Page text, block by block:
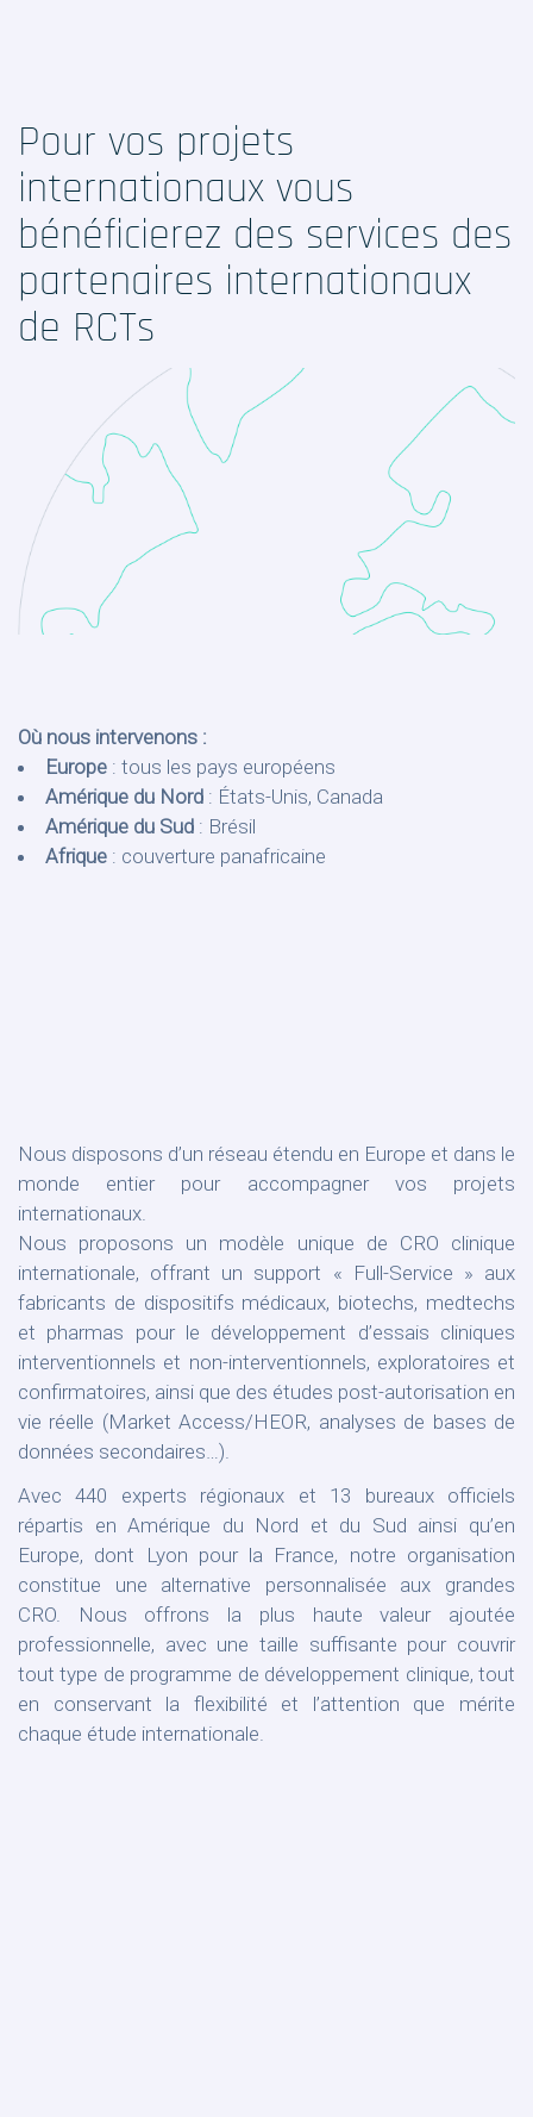
Solutions Digitales
Vos études
internationales
Twitter
Pour vos projets
internationaux vous
bénéficierez des services des
partenaires internationaux
de RCTs
Où nous intervenons :
Europe : tous les pays européens
Amérique du Nord : États-Unis, Canada
Amérique du Sud : Brésil
Afrique : couverture panafricaine
Nous disposons d’un réseau étendu en Europe et dans le
monde entier pour accompagner vos projets
internationaux.
Nous proposons un modèle unique de CRO clinique
internationale, offrant un support « Full-Service » aux
fabricants de dispositifs médicaux, biotechs, medtechs
et pharmas pour le développement d’essais cliniques
interventionnels et non-interventionnels, exploratoires et
confirmatoires, ainsi que des études post-autorisation en
vie réelle (Market Access/HEOR, analyses de bases de
données secondaires…).
Avec 440 experts régionaux et 13 bureaux officiels
répartis en Amérique du Nord et du Sud ainsi qu’en
Europe, dont Lyon pour la France, notre organisation
constitue une alternative personnalisée aux grandes
CRO. Nous offrons la plus haute valeur ajoutée
professionnelle, avec une taille suffisante pour couvrir
tout type de programme de développement clinique, tout
en conservant la flexibilité et l’attention que mérite
chaque étude internationale.